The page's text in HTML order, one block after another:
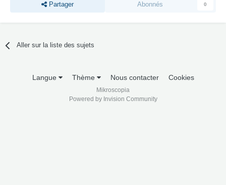
Partager Abonnés 0
Aller sur la liste des sujets
Langue Thème Nous contacter Cookies
Mikroscopia
Powered by Invision Community